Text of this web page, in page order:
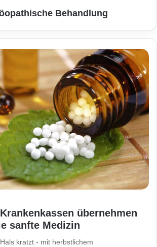
Behandlung
übernehmen
sanfte Medizin
kratzt - mit herbstlichem